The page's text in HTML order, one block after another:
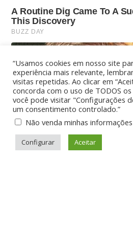
“Usamos cookies em nosso site
experiência mais relevante,
visitas repetidas. Ao clicar em
concorda com o uso de TODOS
você pode visitar "Configurações
um consentimento controlado.”
Não venda minhas
Configurar Aceitar